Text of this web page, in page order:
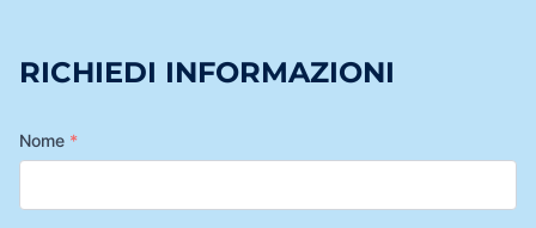
RICHIEDI INFORMAZIONI
Nome *